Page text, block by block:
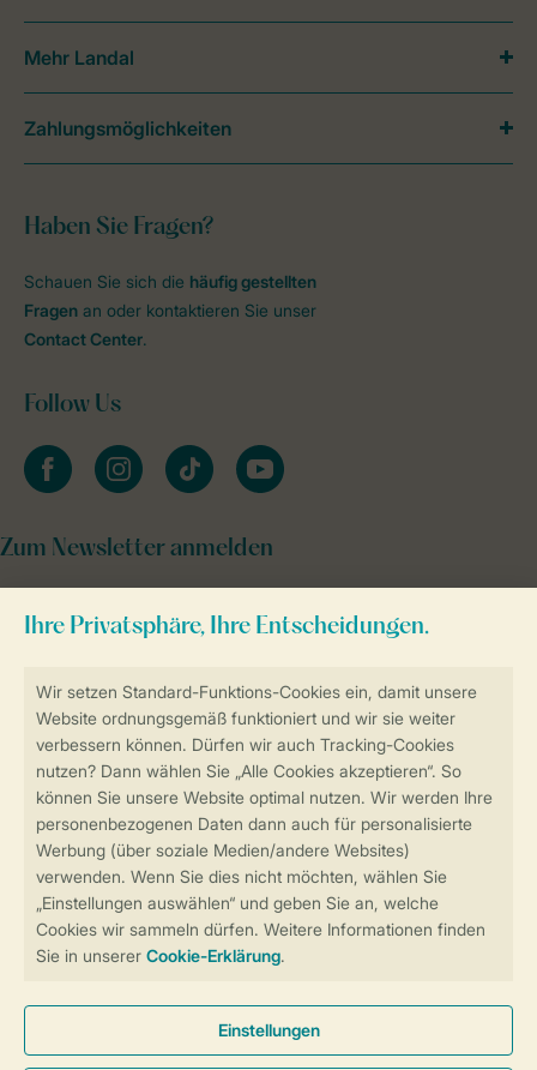
Sicherstellung Deiner Privatsphäre
Sicher und schnell zur Online-Buchung
Sichere Datenübertragung
Sicheres Bezahlen
Haben Sie Fragen?
Schauen Sie sich die häufig gestellten
Fragen an oder kontaktieren Sie unser
Contact Center.
Follow Us
facebookinstagramtiktok youtube
Zum Newsletter anmelden
Mehr Landal
Zahlungsmöglichkeiten